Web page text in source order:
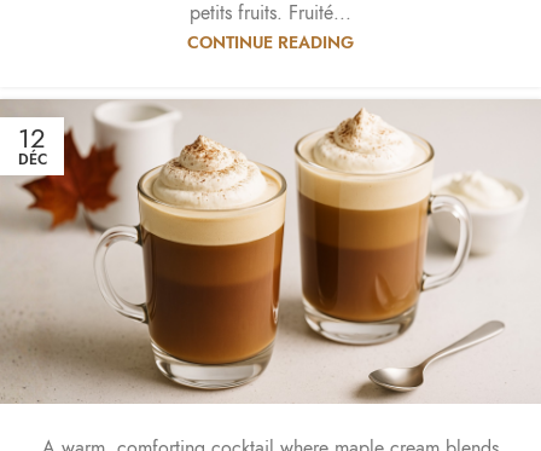
petits fruits. Fruité...
CONTINUE READING
12
DÉC